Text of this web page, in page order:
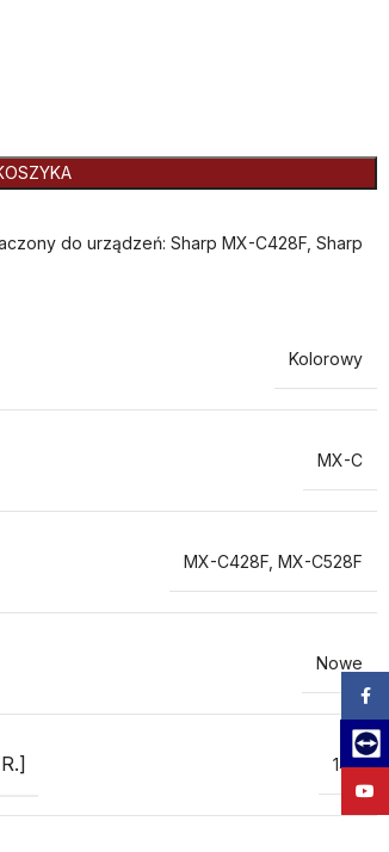
do urządzeń: Sharp MX-C428F, Sharp
Kolorowy
MX-C
MX-C428F, MX-C528F
Nowe
14.2